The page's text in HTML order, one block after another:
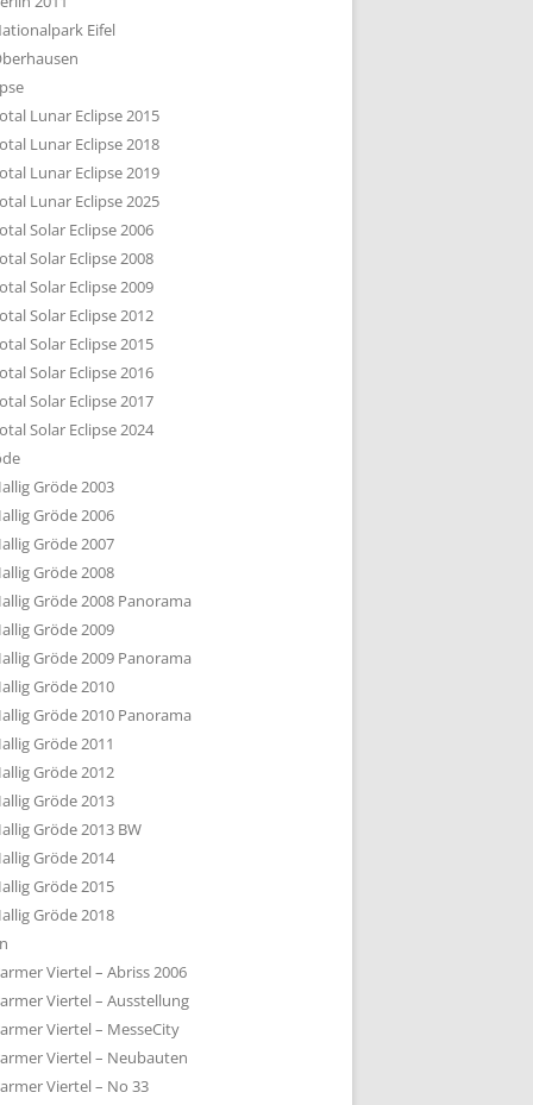
DEN DÄCHERN
SUBURBIA
Eifel
Lunar Eclipse 2015
Lunar Eclipse 2018
Lunar Eclipse 2019
Lunar Eclipse 2025
Solar Eclipse 2006
Solar Eclipse 2008
Solar Eclipse 2009
Solar Eclipse 2012
Solar Eclipse 2015
Solar Eclipse 2016
Solar Eclipse 2017
Solar Eclipse 2024
Gröde 2003
Gröde 2006
Gröde 2007
Gröde 2008
Gröde 2008 Panorama
Gröde 2009
Gröde 2009 Panorama
Gröde 2010
Gröde 2010 Panorama
Gröde 2011
Gröde 2012
Gröde 2013
Gröde 2013 BW
Gröde 2014
Gröde 2015
Gröde 2018
Viertel – Abriss 2006
Viertel – Ausstellung
Viertel – MesseCity
Viertel – Neubauten
Viertel – No 33